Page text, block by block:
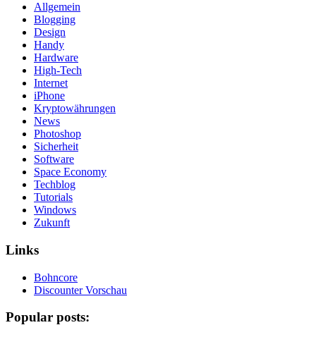
Allgemein
Blogging
Design
Handy
Hardware
High-Tech
Internet
iPhone
Kryptowährungen
News
Photoshop
Sicherheit
Software
Space Economy
Techblog
Tutorials
Windows
Zukunft
Links
Bohncore
Discounter Vorschau
Popular posts: